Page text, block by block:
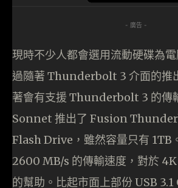
- 廣告 -
現時不少人都會選用流動硬碟為
過隨著 Thunderbolt 3 介面的推
著會有支援 Thunderbolt 3 的傳
Sonnet 推出了 Fusion
Flash Drive，雖然容量只有 1TB
2600 MB/s 的傳輸速度，對於
的幫助。比起市面上部份 USB